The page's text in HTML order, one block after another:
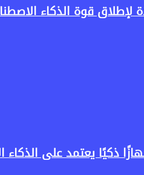
ذكيًا يعتمد على الذكاء